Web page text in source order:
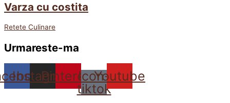
Varza cu costita
Retete Culinare
Urmareste-ma
Instagram
Pinterest
Icon-
tiktok
Youtube